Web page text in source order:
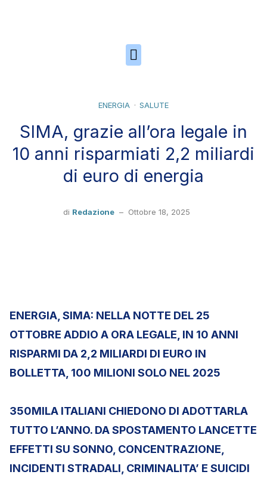
ENERGIA SALUTE
SIMA, grazie all’ora legale in
10 anni risparmiati 2,2 miliardi
di euro di energia
di Redazione– Ottobre 18, 2025
ENERGIA, SIMA: NELLA NOTTE DEL 25
OTTOBRE ADDIO A ORA LEGALE, IN 10 ANNI
RISPARMI DA 2,2 MILIARDI DI EURO IN
BOLLETTA, 100 MILIONI SOLO NEL 2025
350MILA ITALIANI CHIEDONO DI ADOTTARLA
TUTTO L’ANNO. DA SPOSTAMENTO LANCETTE
EFFETTI SU SONNO, CONCENTRAZIONE,
INCIDENTI STRADALI, CRIMINALITA’ E SUICIDI